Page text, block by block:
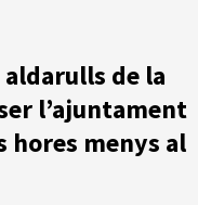
de la
l’ajuntament
hores menys al